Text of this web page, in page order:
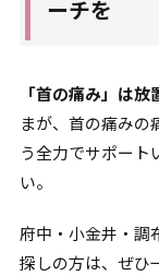
ーチを
「首の痛み」は
まが、首の痛みの
う全力でサポート
い。
府中・小金井・調
探しの方は、ぜひ